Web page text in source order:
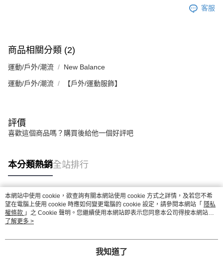
客服
商品相關分類 (2)
運動/戶外/潮流 New Balance
運動/戶外/潮流 【戶外/運動服飾】
評價
喜歡這個商品嗎？購買後給他一個好評吧
本分類熱銷全站排行
熱門標籤
本網站中使用 cookie，欲查詢有關本網站使用 cookie 方式之詳情，及若您不希
望在電腦上使用 cookie 時應如何變更電腦的 cookie 設定，請參閱本網站「 隱私
權條款 」之 Cookie 聲明。您繼續使用本網站即表示您同意本公司得按本網站使
用條款之 Cookie 聲明使用 cookie。
了解更多 >
我知道了